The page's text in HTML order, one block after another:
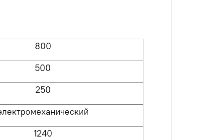
800
500
250
1240